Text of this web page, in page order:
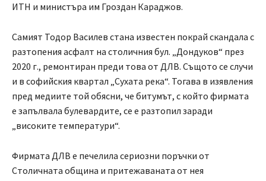
ИТН и министъра им Гроздан Караджов.
Самият Тодор Василев стана известен покрай скандала с
разтопения асфалт на столичния бул. „Дондуков“ през
2020 г., ремонтиран преди това от ДЛВ. Същото се случи
и в софийския квартал „Сухата река“. Тогава в изявления
пред медиите той обясни, че битумът, с който фирмата
е запълвала булевардите, се е разтопил заради
„високите температури“.
Фирмата ДЛВ е печелила сериозни поръчки от
Столичната община и притежаваната от нея